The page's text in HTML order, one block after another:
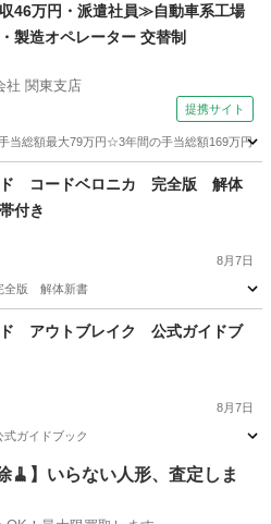
46万円・派遣社員≫自動車系工場
製造オペレーター 交替制
社 関東支店
提携サイト
当総額最大79万円☆3年間の手当総額169万円
ド コードベロニカ 完全版 解体
付き
8月7日
全版 解体新書
本/CD/DVD
ド アウトブレイク 公式ガイドブ
8月7日
ガイドブック
/CD/DVD
🧹】いらない人形、査定しま